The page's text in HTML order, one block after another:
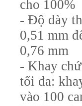
cho 100%
- Độ dày
0,51 mm
0,76 mm
- Khay
tối đa:
vào 100